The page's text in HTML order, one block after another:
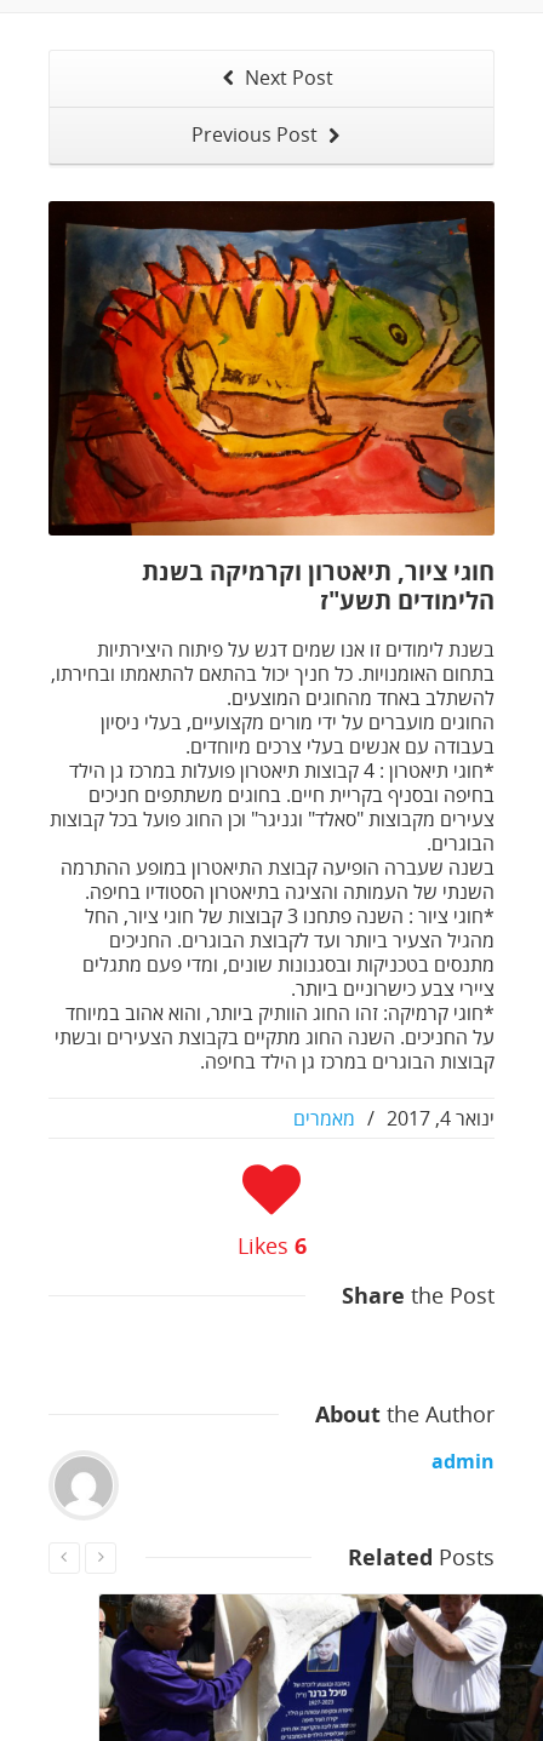
Next Post
חוגי ציור, תיאטרון וקרמיקה בשנת
הלימודים תשע"ז
בשנת לימודים זו אנו שמים דגש על פיתוח היצירתיות
בתחום האומנויות. כל חניך יכול בהתאם להתאמתו ובחירתו,
להשתלב באחד מהחוגים המוצעים.
החוגים מועברים על ידי מורים מקצועיים, בעלי ניסיון
בעבודה עם אנשים בעלי צרכים מיוחדים.
*חוגי תיאטרון : 4 קבוצות תיאטרון פועלות במרכז גן הילד
בחיפה ובסניף בקריית חיים. בחוגים משתתפים חניכים
צעירים מקבוצות "סאלד" וגניגר" וכן החוג פועל בכל קבוצות
הבוגרים.
בשנה שעברה הופיעה קבוצת התיאטרון במופע ההתרמה
השנתי של העמותה והציגה בתיאטרון הסטודיו בחיפה.
*חוגי ציור : השנה פתחנו 3 קבוצות של חוגי ציור, החל
מהגיל הצעיר ביותר ועד לקבוצת הבוגרים. החניכים
מתנסים בטכניקות ובסגנונות שונים, ומדי פעם מתגלים
ציירי צבע כישרוניים ביותר.
*חוגי קרמיקה: זהו החוג הוותיק ביותר, והוא אהוב במיוחד
על החניכים. השנה החוג מתקיים בקבוצת הצעירים ובשתי
קבוצות הבוגרים במרכז גן הילד בחיפה.
ינואר 4, 2017 / מאמרים
6
Share the Post
About the Author
admin
Related Posts